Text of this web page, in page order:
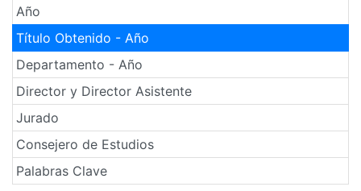
Año
Título Obtenido - Año
Departamento - Año
Director y Director Asistente
Jurado
Consejero de Estudios
Palabras Clave